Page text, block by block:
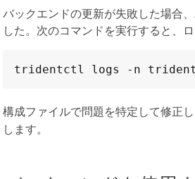
バックエンドの更新が失敗した場合
した。次のコマンドを実行すると、
tridentctl logs -n trident
構成ファイルで問題を特定して修正
します。